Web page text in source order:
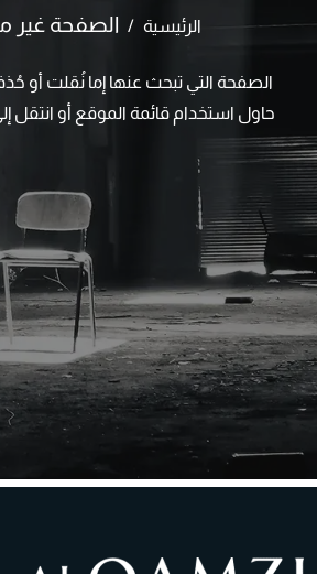
الرئيسية الصفحة غير
الصفحة التي تبحث عنها إما نُقلت أو
حاول استخدام قائمة الموقع أو انتقل